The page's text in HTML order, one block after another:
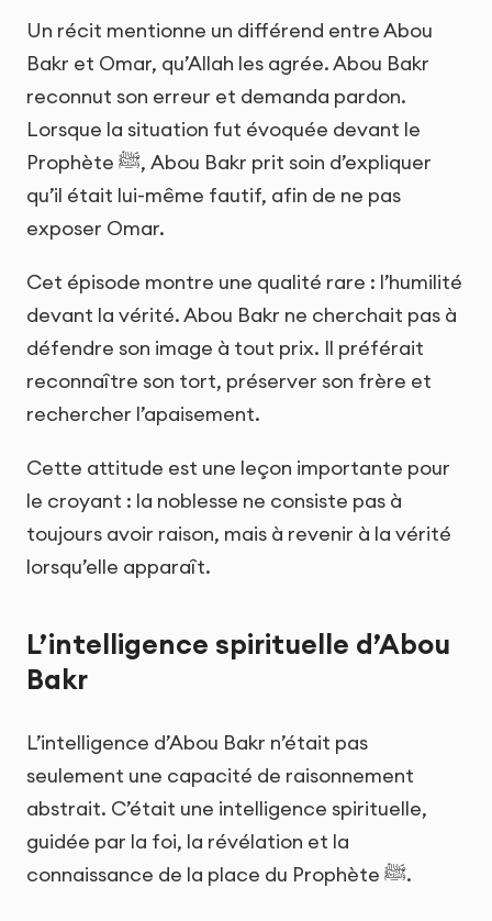
Un récit mentionne un différend entre Abou
Bakr et Omar, qu’Allah les agrée. Abou Bakr
reconnut son erreur et demanda pardon.
Lorsque la situation fut évoquée devant le
Prophète ﷺ, Abou Bakr prit soin d’expliquer
qu’il était lui-même fautif, afin de ne pas
exposer Omar.
Cet épisode montre une qualité rare : l’humilité
devant la vérité. Abou Bakr ne cherchait pas à
défendre son image à tout prix. Il préférait
reconnaître son tort, préserver son frère et
rechercher l’apaisement.
Cette attitude est une leçon importante pour
le croyant : la noblesse ne consiste pas à
toujours avoir raison, mais à revenir à la vérité
lorsqu’elle apparaît.
L’intelligence spirituelle d’Abou
Bakr
L’intelligence d’Abou Bakr n’était pas
seulement une capacité de raisonnement
abstrait. C’était une intelligence spirituelle,
guidée par la foi, la révélation et la
connaissance de la place du Prophète ﷺ.